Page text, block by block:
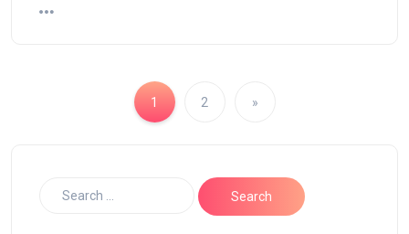
1 2 »